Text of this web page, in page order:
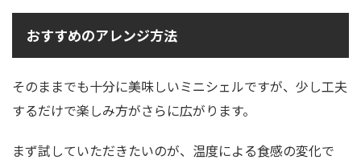
おすすめのアレンジ方法
そのままでも十分に美味しいミニシェルですが、少し工夫
するだけで楽しみ方がさらに広がります。
まず試していただきたいのが、温度による食感の変化で